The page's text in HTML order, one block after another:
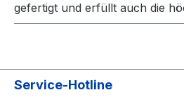
gefertigt und erfüllt auch die
Service-Hotline